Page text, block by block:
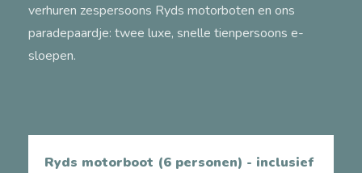
verhuren zespersoons Ryds motorboten en ons
paradepaardje: twee luxe, snelle tienpersoons e-
sloepen.
Ryds motorboot (6 personen) - inclusief